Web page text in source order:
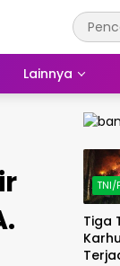
Lainnya
TNI/
Tiga